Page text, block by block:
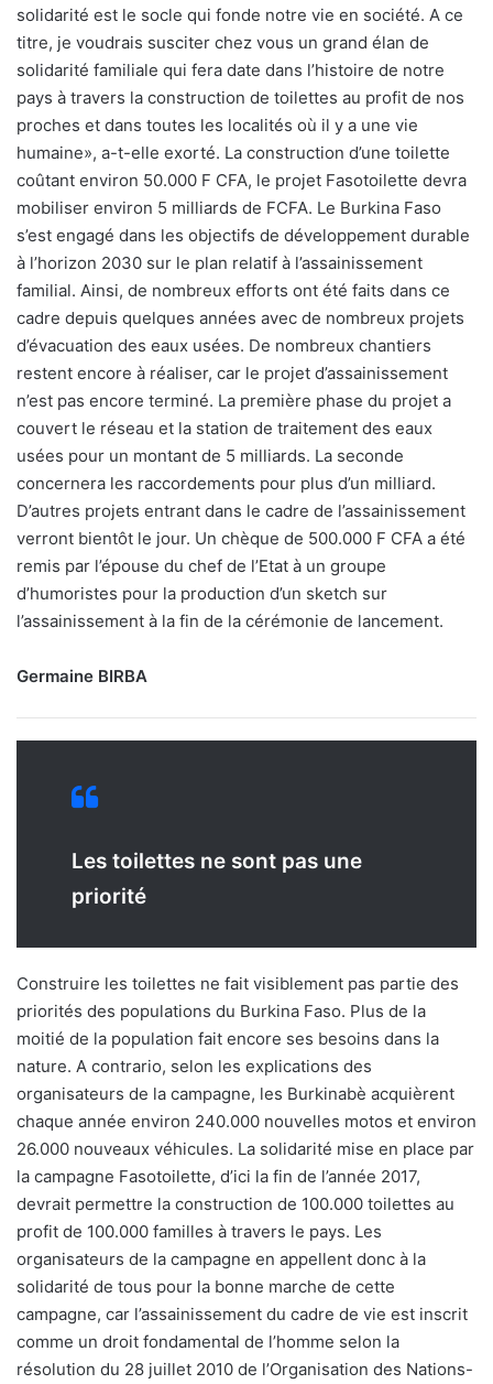
solidarité est le socle qui fonde notre vie en société. A ce
titre, je voudrais susciter chez vous un grand élan de
solidarité familiale qui fera date dans l’histoire de notre
pays à travers la construction de toilettes au profit de nos
proches et dans toutes les localités où il y a une vie
humaine», a-t-elle exorté. La construction d’une toilette
coûtant environ 50.000 F CFA, le projet Fasotoilette devra
mobiliser environ 5 milliards de FCFA. Le Burkina Faso
s’est engagé dans les objectifs de développement durable
à l’horizon 2030 sur le plan relatif à l’assainissement
familial. Ainsi, de nombreux efforts ont été faits dans ce
cadre depuis quelques années avec de nombreux projets
d’évacuation des eaux usées. De nombreux chantiers
restent encore à réaliser, car le projet d’assainissement
n’est pas encore terminé. La première phase du projet a
couvert le réseau et la station de traitement des eaux
usées pour un montant de 5 milliards. La seconde
concernera les raccordements pour plus d’un milliard.
D’autres projets entrant dans le cadre de l’assainissement
verront bientôt le jour. Un chèque de 500.000 F CFA a été
remis par l’épouse du chef de l’Etat à un groupe
d’humoristes pour la production d’un sketch sur
l’assainissement à la fin de la cérémonie de lancement.
Germaine BIRBA
Les toilettes ne sont pas une
priorité
Construire les toilettes ne fait visiblement pas partie des
priorités des populations du Burkina Faso. Plus de la
moitié de la population fait encore ses besoins dans la
nature. A contrario, selon les explications des
organisateurs de la campagne, les Burkinabè acquièrent
chaque année environ 240.000 nouvelles motos et environ
26.000 nouveaux véhicules. La solidarité mise en place par
la campagne Fasotoilette, d’ici la fin de l’année 2017,
devrait permettre la construction de 100.000 toilettes au
profit de 100.000 familles à travers le pays. Les
organisateurs de la campagne en appellent donc à la
solidarité de tous pour la bonne marche de cette
campagne, car l’assainissement du cadre de vie est inscrit
comme un droit fondamental de l’homme selon la
résolution du 28 juillet 2010 de l’Organisation des Nations-